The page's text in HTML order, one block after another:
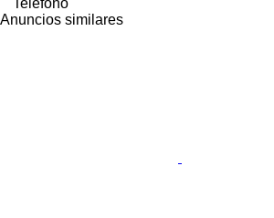
Anuncios similares